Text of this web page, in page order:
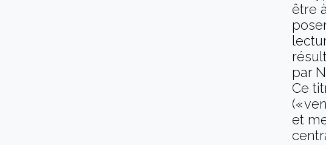
être
par
Ce
(«
et